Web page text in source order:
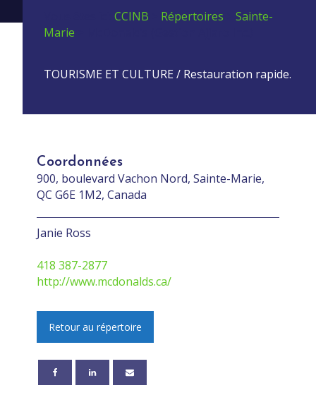
CCINB Répertoires
Sainte-
Marie
TOURISME ET CULTURE / Restauration rapide.
Coordonnées
900, boulevard Vachon Nord, Sainte-Marie,
QC G6E 1M2, Canada
Janie Ross
418 387-2877
http://www.mcdonalds.ca/
Retour au répertoire